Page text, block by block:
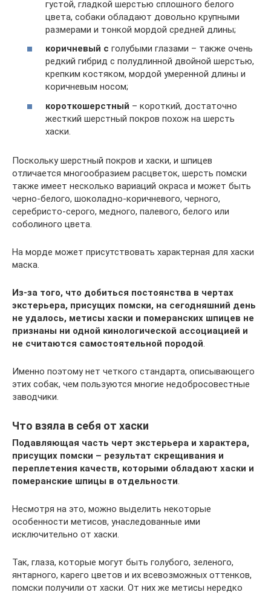
густой, гладкой шерстью сплошного белого
цвета, собаки обладают довольно крупными
размерами и тонкой мордой средней длины;
коричневый с голубыми глазами – также очень
редкий гибрид с полудлинной двойной шерстью,
крепким костяком, мордой умеренной длины и
коричневым носом;
короткошерстный – короткий, достаточно
жесткий шерстный покров похож на шерсть
хаски.
Поскольку шерстный покров и хаски, и шпицев
отличается многообразием расцветок, шерсть помски
также имеет несколько вариаций окраса и может быть
черно-белого, шоколадно-коричневого, черного,
серебристо-серого, медного, палевого, белого или
соболиного цвета.
На морде может присутствовать характерная для хаски
маска.
Из-за того, что добиться постоянства в чертах
экстерьера, присущих помски, на сегодняшний день
не удалось, метисы хаски и померанских шпицев не
признаны ни одной кинологической ассоциацией и
не считаются самостоятельной породой
Именно поэтому нет четкого стандарта, описывающего
этих собак, чем пользуются многие недобросовестные
заводчики.
Что взяла в себя от хаски
Подавляющая часть черт экстерьера и характера,
присущих помски – результат скрещивания и
переплетения качеств, которыми обладают хаски и
померанские шпицы в отдельности
Несмотря на это, можно выделить некоторые
особенности метисов, унаследованные ими
исключительно от хаски.
Так, глаза, которые могут быть голубого, зеленого,
янтарного, карего цветов и их всевозможных оттенков,
помски получили от хаски. От них же метисы нередко